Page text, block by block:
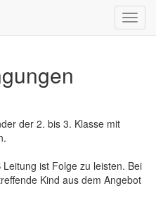
der 2. bis 3. Klasse mit
ist Folge zu leisten. Bei
Kind aus dem Angebot